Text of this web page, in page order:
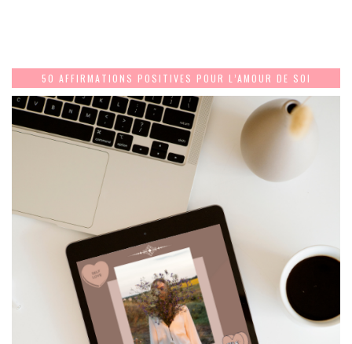
50 AFFIRMATIONS POSITIVES POUR L’AMOUR DE SOI